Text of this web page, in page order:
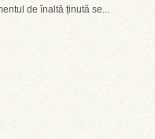
de înaltă ținută se...